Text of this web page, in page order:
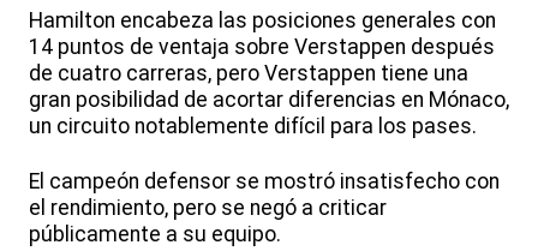
Hamilton encabeza las posiciones generales con
14 puntos de ventaja sobre Verstappen después
de cuatro carreras, pero Verstappen tiene una
gran posibilidad de acortar diferencias en Mónaco,
un circuito notablemente difícil para los pases.
El campeón defensor se mostró insatisfecho con
el rendimiento, pero se negó a criticar
públicamente a su equipo.